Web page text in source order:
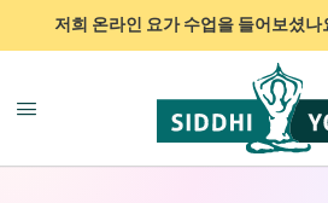
저희 온라인 요가 수업을 들어보셨나